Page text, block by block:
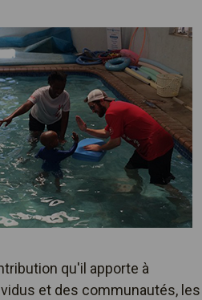
qu'il apporte à
et des communautés, les